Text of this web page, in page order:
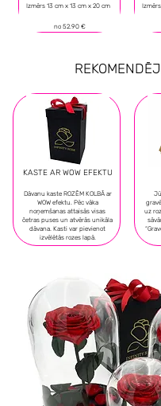
Izmērs 13 cm х 13 cm х 20 cm
no 52.90 €
KASTE AR WOW EFEKTU
Dāvanu kaste ROZĒM KOLBĀ ar
WOW efektu. Pēc vāka
noņemšanas attaisās visas
četras puses un atvērās unikāla
dāvana. Kasti var pievienot
izvēlētās rozes lapā.
uz